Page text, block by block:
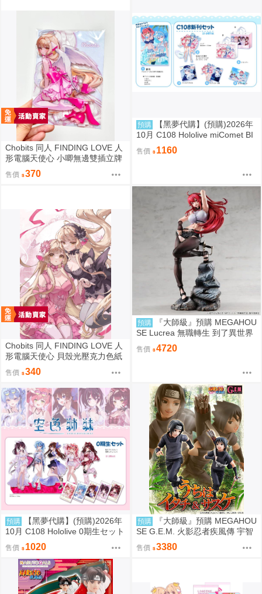
Chobits 同人 FINDING LOVE 人
形電腦天使心 小唧無邊雙插立牌
繪師：Bee Bee
售價 370
預購
【黑夢代購】(預購)2026年
10月 C108 Hololive miComet BI
Gジオラマ 壓克力立牌 社團名:空
色姉妹 繪師:綾香
售價 1160
Chobits 同人 FINDING LOVE 人
形電腦天使心 貝殼光壓克力色紙
姊妹 繪師：Bee Bee
售價 340
預購
『大師級』預購 MEGAHOU
SE Lucrea 無職轉生 到了異世界
就拿出真本事 艾莉絲·格雷拉特
售價 4720
預購
【黑夢代購】(預購)2026年
10月 C108 Hololive 0期生セット
【非公式】套組 社團名:空色姉妹
繪師:綾香
售價 1020
預購
『大師級』預購 MEGAHOU
SE G.E.M. 火影忍者疾風傳 宇智
波鼬 & 宇智波佐助 再販
售價 3380